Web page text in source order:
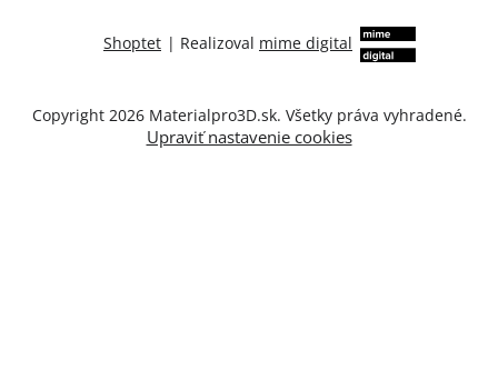
Shoptet | Realizoval mime digital
Copyright 2026 Materialpro3D.sk. Všetky práva vyhradené.
Upraviť nastavenie cookies